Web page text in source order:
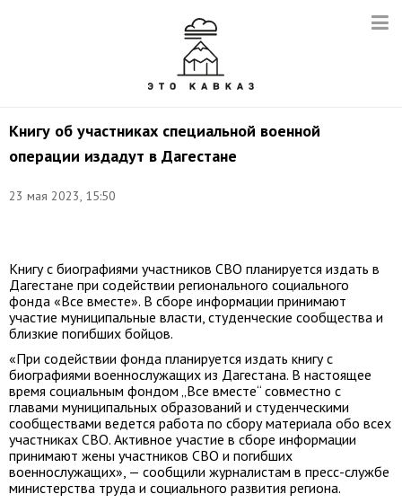
Книгу об участниках специальной военной
операции издадут в Дагестане
23 мая 2023, 15:50
Книгу с биографиями участников СВО планируется издать в
Дагестане при содействии регионального социального
фонда «Все вместе». В сборе информации принимают
участие муниципальные власти, студенческие сообщества и
близкие погибших бойцов.
«При содействии фонда планируется издать книгу с
биографиями военнослужащих из Дагестана. В настоящее
время социальным фондом „Все вместе“ совместно с
главами муниципальных образований и студенческими
сообществами ведется работа по сбору материала обо всех
участниках СВО. Активное участие в сборе информации
принимают жены участников СВО и погибших
военнослужащих», — сообщили журналистам в пресс-службе
министерства труда и социального развития региона.